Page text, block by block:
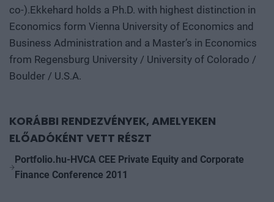
co-).Ekkehard holds a Ph.D. with highest distinction in
Economics form Vienna University of Economics and
Business Administration and a Master’s in Economics
from Regensburg University / University of Colorado /
Boulder / U.S.A.
KORÁBBI RENDEZVÉNYEK, AMELYEKEN
ELŐADÓKÉNT VETT RÉSZT
Portfolio.hu-HVCA CEE Private Equity and Corporate
Finance Conference 2011